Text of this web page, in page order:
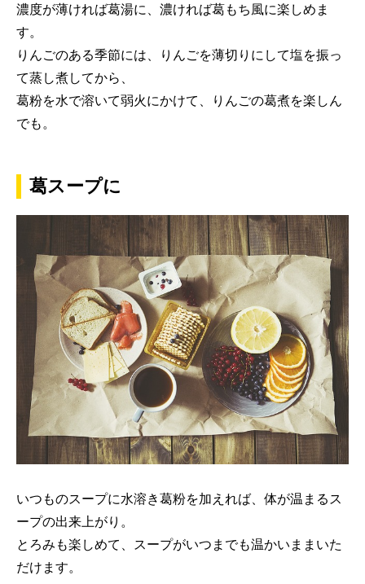
濃度が薄ければ葛湯に、濃ければ葛もち風に楽しめま
す。
りんごのある季節には、りんごを薄切りにして塩を振っ
て蒸し煮してから、
葛粉を水で溶いて弱火にかけて、りんごの葛煮を楽しん
でも。
葛スープに
いつものスープに水溶き葛粉を加えれば、体が温まるス
ープの出来上がり。
とろみも楽しめて、スープがいつまでも温かいままいた
だけます。